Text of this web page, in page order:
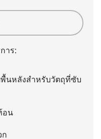
าร:
นหลังสำหรับวัตถุที่ซับ
อน
ก